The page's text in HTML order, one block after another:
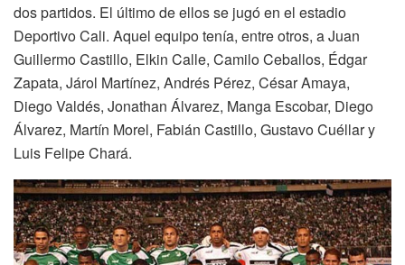
dos partidos. El último de ellos se jugó en el estadio
Deportivo Cali. Aquel equipo tenía, entre otros, a Juan
Guillermo Castillo, Elkin Calle, Camilo Ceballos, Édgar
Zapata, Járol Martínez, Andrés Pérez, César Amaya,
Diego Valdés, Jonathan Álvarez, Manga Escobar, Diego
Álvarez, Martín Morel, Fabián Castillo, Gustavo Cuéllar y
Luis Felipe Chará.